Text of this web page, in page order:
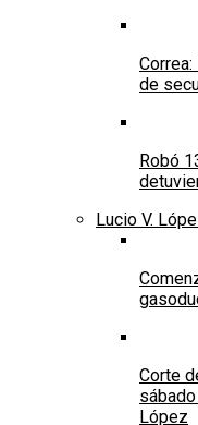
de
Robó
Lucio V.
Corte
López